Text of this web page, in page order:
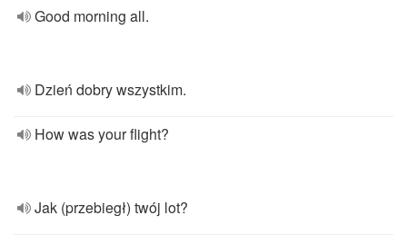
Good morning all.
Dzień dobry wszystkim.
How was your flight?
Jak (przebiegł) twój lot?